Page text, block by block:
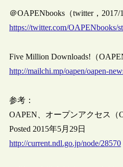
＠OAPENbooks（twitter，2017/
https://twitter.com/OAPENbooks/
Five Million Downloads!（
http://mailchi.mp/oapen/oapen-
参考：
OAPEN、オープンアクセス（
Posted 2015年5月29日
http://current.ndl.go.jp/node/28570